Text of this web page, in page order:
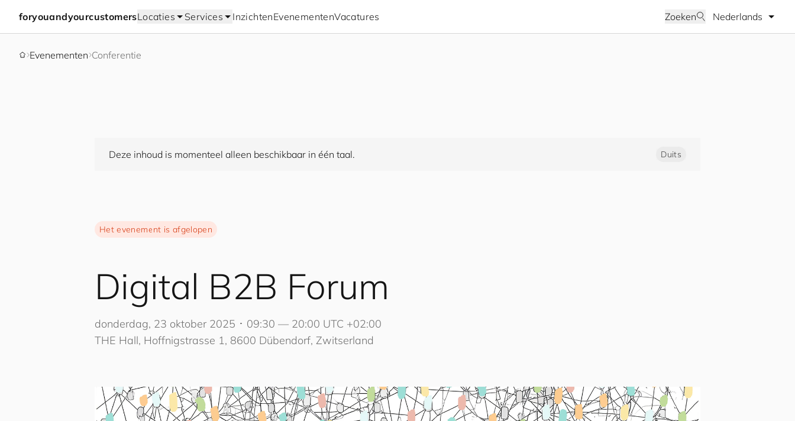
foryouandyourcustomersLocaties Services InzichtenEvenementenVacatures Zoeken Selecteer taal
Evenementen Conferentie
Deze inhoud is momenteel alleen beschikbaar in één taal. Duits
Het evenement is afgelopen
Digital B2B Forum
donderdag, 23 oktober 2025 ･ 09:30 — 20:00 UTC +02:00
THE Hall, Hoffnigstrasse 1, 8600 Dübendorf, Zwitserland